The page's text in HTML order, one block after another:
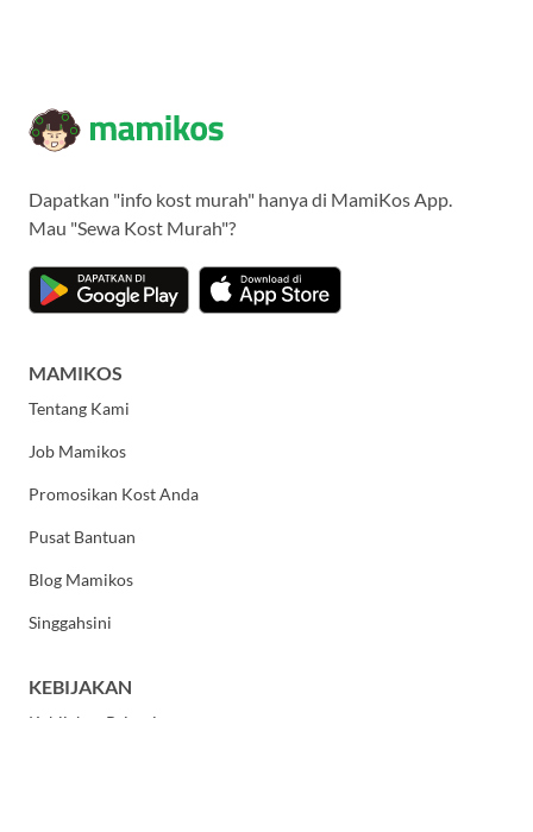
Dapatkan "info kost murah" hanya di MamiKos App.
Mau "Sewa Kost Murah"?
MAMIKOS
Tentang Kami
Job Mamikos
Promosikan Kost Anda
Pusat Bantuan
Blog Mamikos
Singgahsini
KEBIJAKAN
Kebijakan Privasi